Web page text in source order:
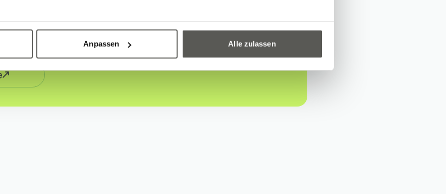
Anpassen Alle zulassen
d'experts et actualités de Robotec : notre
vous tient au courant.